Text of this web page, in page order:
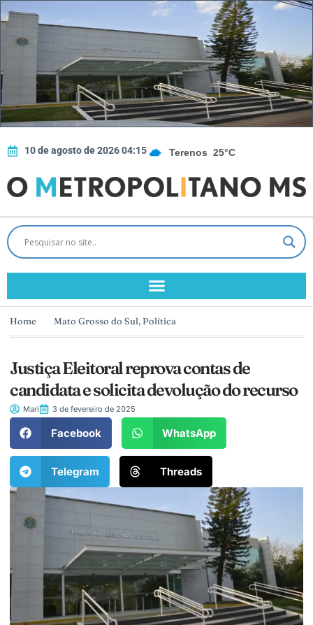
10 de agosto de 2026 04:15 Terenos 25°C
Home Mato Grosso do Sul, Política
Justiça Eleitoral reprova contas de
candidata e solicita devolução do recurso
Mari 3 de fevereiro de 2025
Facebook WhatsApp
Telegram Threads